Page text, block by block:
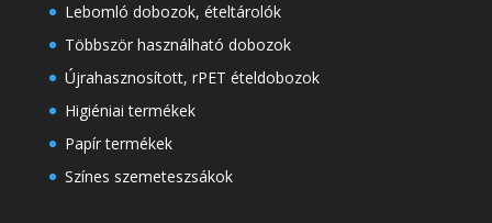
Lebomló dobozok, ételtárolók
Többször használható dobozok
Újrahasznosított, rPET ételdobozok
Higiéniai termékek
Papír termékek
Színes szemeteszsákok